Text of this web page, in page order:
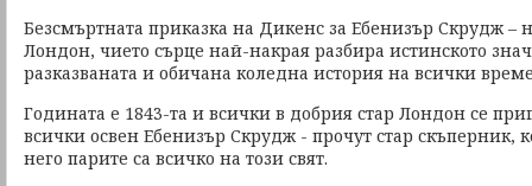
Безсмъртната приказка на Дикенс за Ебенизър Скрудж –
Лондон, чието сърце най-накрая разбира истинското
разказваната и обичана коледна история на всички
Годината е 1843-та и всички в добрия стар Лондон се
всички освен Ебенизър Скрудж - прочут стар скъперник,
него парите са всичко на този свят.